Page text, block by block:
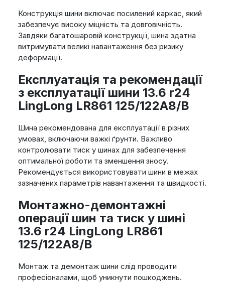
Конструкція шини включає посилений каркас, який
забезпечує високу міцність та довговічність.
Завдяки багатошаровій конструкції, шина здатна
витримувати великі навантаження без ризику
деформації.
Експлуатація та рекомендації
з експлуатації шини 13.6 r24
LingLong LR861 125/122A8/B
Шина рекомендована для експлуатації в різних
умовах, включаючи важкі ґрунти. Важливо
контролювати тиск у шинах для забезпечення
оптимальної роботи та зменшення зносу.
Рекомендується використовувати шини в межах
зазначених параметрів навантаження та швидкості.
Монтажно-демонтажні
операції шин та тиск у шині
13.6 r24 LingLong LR861
125/122A8/B
Монтаж та демонтаж шини слід проводити
професіоналами, щоб уникнути пошкоджень.